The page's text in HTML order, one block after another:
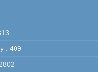
: 409